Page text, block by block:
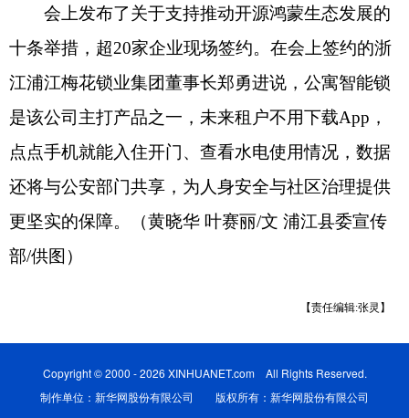
会上发布了关于支持推动开源鸿蒙生态发展的
十条举措，超20家企业现场签约。在会上签约的浙
江浦江梅花锁业集团董事长郑勇进说，公寓智能锁
是该公司主打产品之一，未来租户不用下载App，
点点手机就能入住开门、查看水电使用情况，数据
还将与公安部门共享，为人身安全与社区治理提供
更坚实的保障。（黄晓华 叶赛丽/文 浦江县委宣传
部/供图）
【责任编辑:张灵】
Copyright © 2000 - 2026 XINHUANET.com All Rights Reserved.
制作单位：新华网股份有限公司 版权所有：新华网股份有限公司